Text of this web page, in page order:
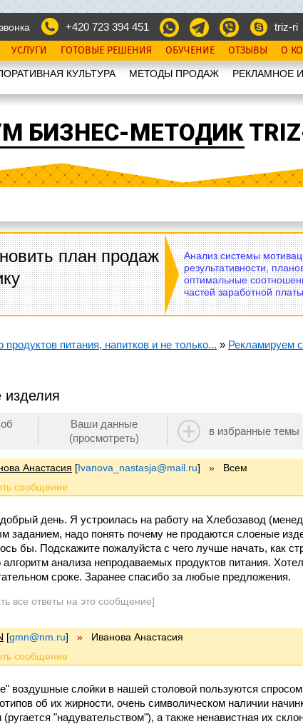
+420 723 394 451 triz-ri
УСЛУГИ ГОТОВЫЕ РЕШЕНИЯ ОБУЧЕНИЕ ОТЗЫВЫ О
КУЛЬТУРА МЕТОДЫ ПРОДАЖ РЕКЛАМНОЕ
БИЗНЕС-МЕТОДИК
план продаж
Анализ системы
результативности,
оптимальные
частей заработной
питания, напитков и не только... » Рекламируем
Ваши данные
(просмотреть)
в избранные темы
Анастасия [Ivanova_nastasja@mail.ru] » Всем
день. Я устроилась на работу на Хлебозавод
заданием, надо понять почему не продаются слоеные
бы. Подскажите пожалуйста с чего лучше начать, как
алгоритм анализа непродаваемых продуктов питания.
сроке. Заранее спасибо за любые предложения.
все ответы на это сообщение]
[gmn@nm.ru] » Иванова Анастасия
воздушные слойки в нашей столовой пользуются
об их жирности, очень символическом наличии
(ругается "надувательством"), а также ненавистная их